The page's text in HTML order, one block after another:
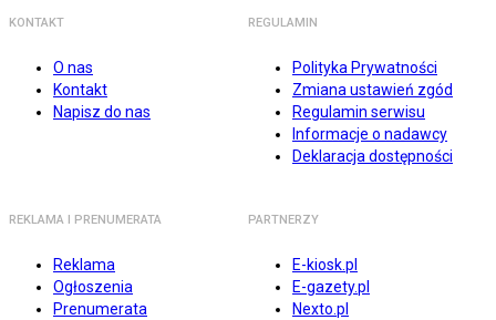
KONTAKT
O nas
Kontakt
Napisz do nas
REGULAMIN
Polityka Prywatności
Zmiana ustawień zgód
Regulamin serwisu
Informacje o nadawcy
Deklaracja dostępności
REKLAMA I PRENUMERATA
Reklama
Ogłoszenia
Prenumerata
PARTNERZY
E-kiosk.pl
E-gazety.pl
Nexto.pl